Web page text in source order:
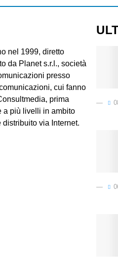
nel 1999, diretto
da Planet s.r.l., società
presso
cui fanno
prima
a più livelli in ambito
via Internet.